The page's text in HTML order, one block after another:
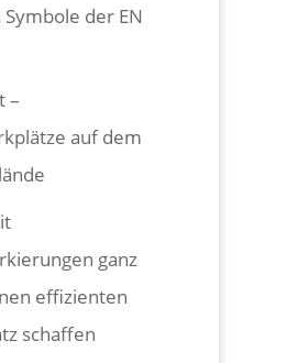
der EN
–
auf dem
ganz
effizienten
schaffen